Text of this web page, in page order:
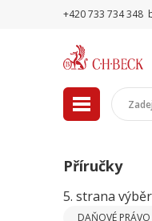
+420 733 734 348
Příručky
5. strana
DAŇOVÉ PRÁVO